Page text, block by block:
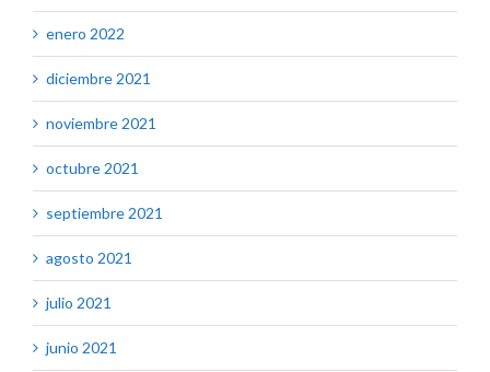
enero 2022
diciembre 2021
noviembre 2021
octubre 2021
septiembre 2021
agosto 2021
julio 2021
junio 2021